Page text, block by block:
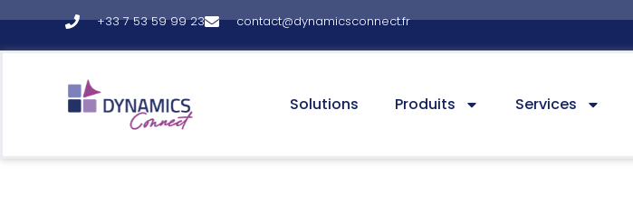
principal
+33 7 53 59 99 23 contact@dynamicsconnect.fr
Solutions Produits Services